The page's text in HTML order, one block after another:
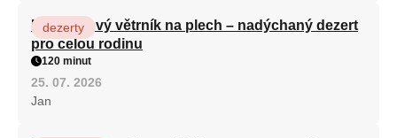
Karamelový větrník na plech – nadýchaný dezert
pro celou rodinu
dezerty
120 minut
25. 07. 2026
Jan